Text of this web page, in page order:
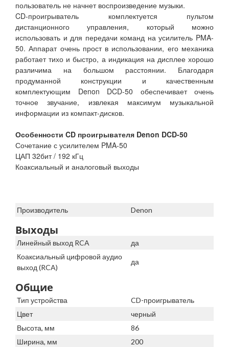
пользователь не начнет воспроизведение музыки.
CD-проигрыватель комплектуется пультом
дистанционного управления, который можно
использовать и для передачи команд на усилитель PMA-
50. Аппарат очень прост в использовании, его механика
работает тихо и быстро, а индикация на дисплее хорошо
различима на большом расстоянии. Благодаря
продуманной конструкции и качественным
комплектующим Denon DCD-50 обеспечивает очень
точное звучание, извлекая максимум музыкальной
информации из компакт-дисков.
Особенности CD проигрывателя Denon DCD-50
Сочетание с усилителем PMA-50
ЦАП 32бит / 192 кГц
Коаксиальный и аналоговый выходы
Производитель Denon
Выходы
Линейный выход RCA
да
Коаксиальный цифровой аудио
выход (RCA)
да
Общие
Тип устройства
CD-проигрыватель
Цвет
черный
Высота, мм
86
Ширина, мм
200